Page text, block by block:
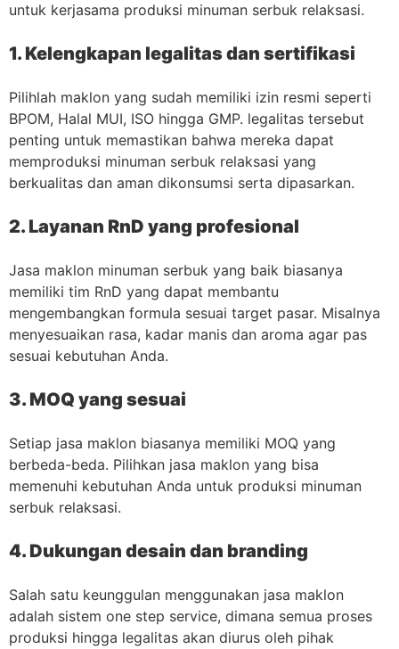
untuk kerjasama produksi minuman serbuk relaksasi.
1. Kelengkapan legalitas dan sertifikasi
Pilihlah maklon yang sudah memiliki izin resmi seperti
BPOM, Halal MUI, ISO hingga GMP. legalitas tersebut
penting untuk memastikan bahwa mereka dapat
memproduksi minuman serbuk relaksasi yang
berkualitas dan aman dikonsumsi serta dipasarkan.
2. Layanan RnD yang profesional
Jasa maklon minuman serbuk yang baik biasanya
memiliki tim RnD yang dapat membantu
mengembangkan formula sesuai target pasar. Misalnya
menyesuaikan rasa, kadar manis dan aroma agar pas
sesuai kebutuhan Anda.
3. MOQ yang sesuai
Setiap jasa maklon biasanya memiliki MOQ yang
berbeda-beda. Pilihkan jasa maklon yang bisa
memenuhi kebutuhan Anda untuk produksi minuman
serbuk relaksasi.
4. Dukungan desain dan branding
Salah satu keunggulan menggunakan jasa maklon
adalah sistem one step service, dimana semua proses
produksi hingga legalitas akan diurus oleh pihak